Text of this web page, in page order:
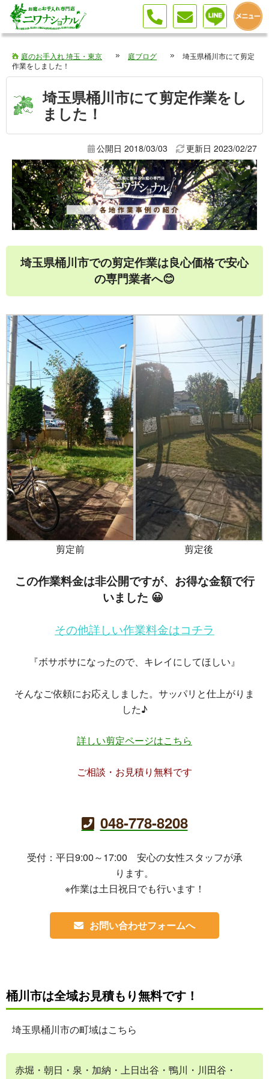
庭のお手入れ 埼玉・東京 庭ブログ
埼玉県桶川市にて剪定
作業をしました！
埼玉県桶川市にて剪定作業をし
ました！
公開日 2018/03/03 更新日 2023/02/27
埼玉県桶川市での剪定作業は良心価格で安心
の専門業者へ😊
剪定前 剪定後
この作業料金は非公開ですが、お得な金額で行
いました 😀
その他詳しい作業料金はコチラ
『ボサボサになったので、キレイにしてほしい』
そんなご依頼にお応えしました。サッパリと仕上がりま
した♪
詳しい剪定ページはこちら
ご相談・お見積り無料です
048-778-8208
受付：平日9:00～17:00 安心の女性スタッフが承
ります。
※作業は土日祝日でも行います！
お問い合わせフォームへ
桶川市は全域お見積もり無料です！
埼玉県桶川市の町域はこちら
赤堀・朝日・泉・加納・上日出谷・鴨川・川田谷・